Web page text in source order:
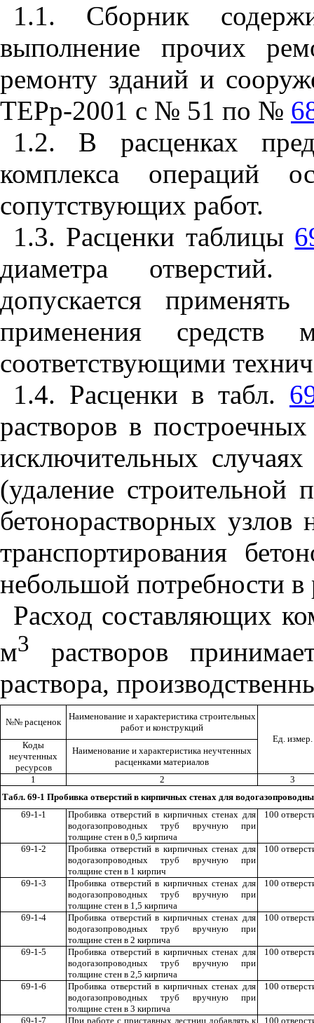
1.1. Сборник
выполнение прочих
ремонту зданий и
ТЕРр-2001 с № 51 по №
1.2. В расценках
комплекса операций
сопутствующих работ.
1.3. Расценки таблицы
диаметра
допускается
применения средств
соответствующими
1.4. Расценки в табл.
растворов в
исключительных
(удаление строительной
бетонорастворных
транспортирования
небольшой потребности в
Расход составляющих
м3
растворов
раствора,
№№ расценок
Наименование и характеристика строительных
работ и конструкций
Ед. измер.
Коды
неучтенных
ресурсов
Наименование и характеристика неучтенных
расценками материалов
1
2
3
Табл. 69-1 Пробивка отверстий в кирпичных стенах для
69-1-1
Пробивка отверстий в кирпичных стенах для
водогазопроводных труб вручную при
толщине стен в 0,5 кирпича
100
69-1-2
Пробивка отверстий в кирпичных стенах для
водогазопроводных труб вручную при
толщине стен в 1 кирпич
100
69-1-3
Пробивка отверстий в кирпичных стенах для
водогазопроводных труб вручную при
толщине стен в 1,5 кирпича
100
69-1-4
Пробивка отверстий в кирпичных стенах для
водогазопроводных труб вручную при
толщине стен в 2 кирпича
100
69-1-5
Пробивка отверстий в кирпичных стенах для
водогазопроводных труб вручную при
толщине стен в 2,5 кирпича
100
69-1-6
Пробивка отверстий в кирпичных стенах для
водогазопроводных труб вручную при
толщине стен в 3 кирпича
100
69-1-7 При работе с приставных лестниц добавлять к 100